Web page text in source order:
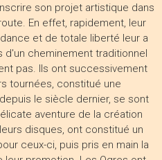
son projet artistique dans
En effet, rapidement, leur
et de totale liberté leur a
d'un cheminement traditionnel
pas. Ils ont successivement
tournées, constitué une
le siècle dernier, se sont
aventure de la création
disques, ont constitué un
ceux-ci, puis pris en main la